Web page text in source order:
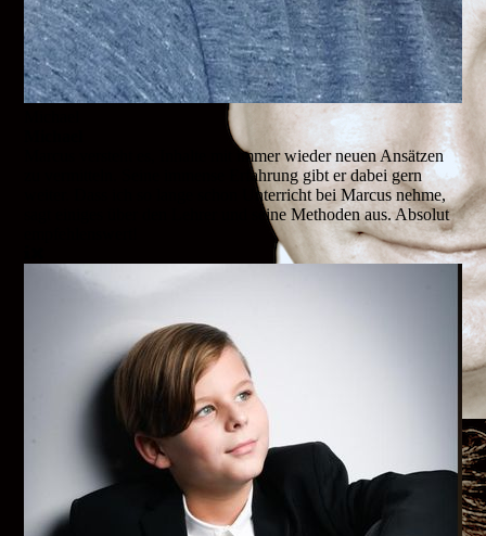
Marcus versteht es, Inhalte mit immer wieder neuen Ansätzen
zu vermitteln. Seine immense Erfahrung gibt er dabei gern
weiter. Dass ich so lange schon Unterricht bei Marcus nehme,
sagt einiges über den Lehrer und seine Methoden aus. Absolut